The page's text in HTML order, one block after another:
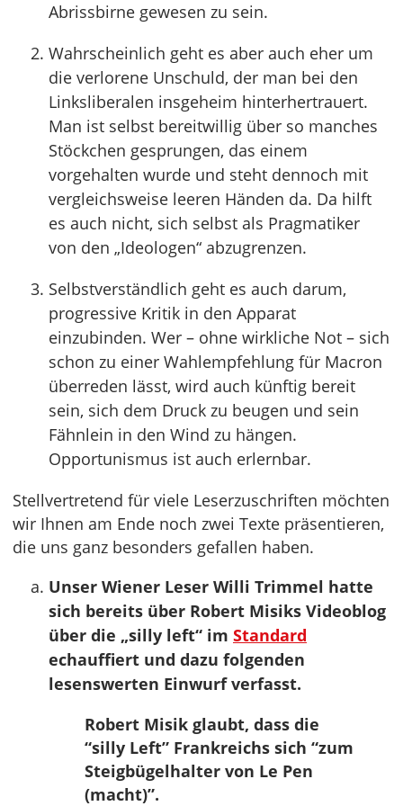
Abrissbirne gewesen zu sein.
Wahrscheinlich geht es aber auch eher um
die verlorene Unschuld, der man bei den
Linksliberalen insgeheim hinterhertrauert.
Man ist selbst bereitwillig über so manches
Stöckchen gesprungen, das einem
vorgehalten wurde und steht dennoch mit
vergleichsweise leeren Händen da. Da hilft
es auch nicht, sich selbst als Pragmatiker
von den „Ideologen“ abzugrenzen.
Selbstverständlich geht es auch darum,
progressive Kritik in den Apparat
einzubinden. Wer – ohne wirkliche Not – sich
schon zu einer Wahlempfehlung für Macron
überreden lässt, wird auch künftig bereit
sein, sich dem Druck zu beugen und sein
Fähnlein in den Wind zu hängen.
Opportunismus ist auch erlernbar.
Stellvertretend für viele Leserzuschriften möchten
wir Ihnen am Ende noch zwei Texte präsentieren,
die uns ganz besonders gefallen haben.
Unser Wiener Leser Willi Trimmel hatte
sich bereits über Robert Misiks Videoblog
über die „silly left“ im Standard
echauffiert und dazu folgenden
lesenswerten Einwurf verfasst.
Robert Misik glaubt, dass die
“silly Left” Frankreichs sich “zum
Steigbügelhalter von Le Pen
(macht)”.